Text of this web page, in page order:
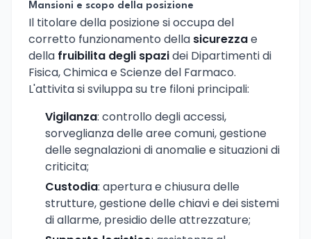
Mansioni e scopo della posizione
Il titolare della posizione si occupa del
corretto funzionamento della sicurezzae
della fruibilita degli spazidei Dipartimenti di
Fisica, Chimica e Scienze del Farmaco.
L'attivita si sviluppa su tre filoni principali:
Vigilanza: controllo degli accessi,
sorveglianza delle aree comuni, gestione
delle segnalazioni di anomalie e situazioni di
criticita;
Custodia: apertura e chiusura delle
strutture, gestione delle chiavi e dei sistemi
di allarme, presidio delle attrezzature;